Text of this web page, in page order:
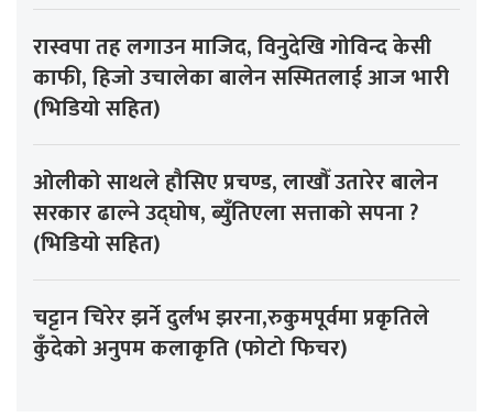
रास्वपा तह लगाउन माजिद, विनुदेखि गोविन्द केसी
काफी, हिजो उचालेका बालेन सस्मितलाई आज भारी
(भिडियो सहित)
ओलीको साथले हौसिए प्रचण्ड, लाखौँ उतारेर बालेन
सरकार ढाल्ने उद्घोष, ब्युँतिएला सत्ताको सपना ?
(भिडियो सहित)
चट्टान चिरेर झर्ने दुर्लभ झरना,रुकुमपूर्वमा प्रकृतिले
कुँदेको अनुपम कलाकृति (फोटो फिचर)